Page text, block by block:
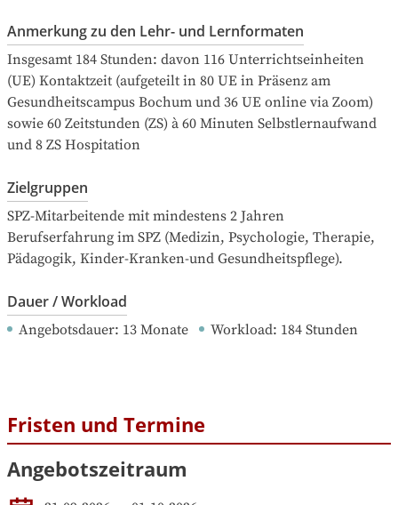
Anmerkung zu den Lehr- und Lernformaten
Insgesamt 184 Stunden: davon 116 Unterrichtseinheiten
(UE) Kontaktzeit (aufgeteilt in 80 UE in Präsenz am
Gesundheitscampus Bochum und 36 UE online via Zoom)
sowie 60 Zeitstunden (ZS) à 60 Minuten Selbstlernaufwand
und 8 ZS Hospitation
Zielgruppen
SPZ-Mitarbeitende mit mindestens 2 Jahren
Berufserfahrung im SPZ (Medizin, Psychologie, Therapie,
Pädagogik, Kinder-Kranken-und Gesundheitspflege).
Dauer / Workload
Angebotsdauer: 13 Monate Workload: 184 Stunden
Fristen und Termine
Angebotszeitraum